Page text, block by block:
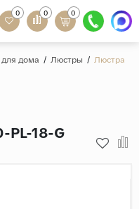
Назад
60х60
0 0 0
дома / Люстры / Люстра
PL-18-G